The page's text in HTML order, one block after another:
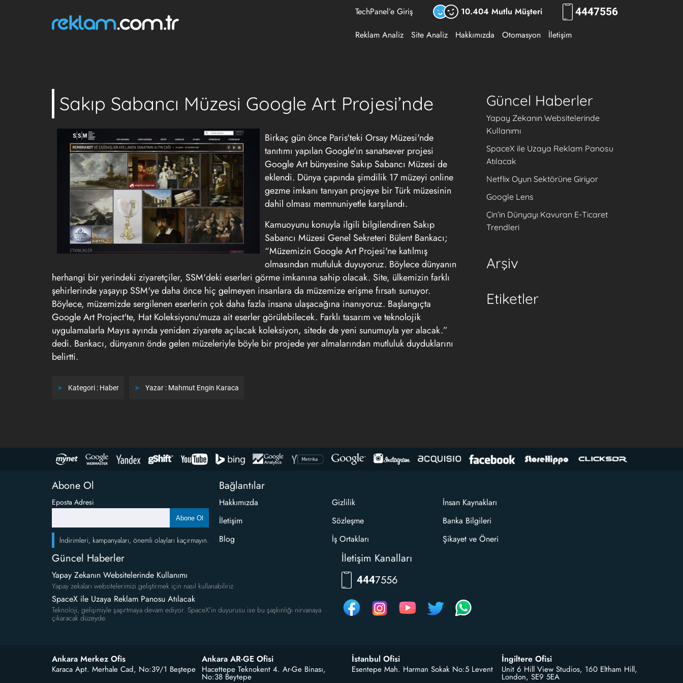
TechPanel’e Giriş 10.404 Mutlu Müşteri 4447556
Reklam Analiz Site Analiz Hakkımızda Otomasyon İletişim
Sakıp Sabancı Müzesi Google Art Projesi’nde
Birkaç gün önce Paris'teki Orsay Müzesi'nde
tanıtımı yapılan Google'ın sanatsever projesi
Google Art bünyesine Sakıp Sabancı Müzesi de
eklendi. Dünya çapında şimdilik 17 müzeyi online
gezme imkanı tanıyan projeye bir Türk müzesinin
dahil olması memnuniyetle karşılandı.
Kamuoyunu konuyla ilgili bilgilendiren Sakıp
Sabancı Müzesi Genel Sekreteri Bülent Bankacı;
“Müzemizin Google Art Projesi'ne katılmış
olmasından mutluluk duyuyoruz. Böylece dünyanın
herhangi bir yerindeki ziyaretçiler, SSM'deki eserleri görme imkanına sahip olacak. Site, ülkemizin farklı
şehirlerinde yaşayıp SSM'ye daha önce hiç gelmeyen insanlara da müzemize erişme fırsatı sunuyor.
Böylece, müzemizde sergilenen eserlerin çok daha fazla insana ulaşacağına inanıyoruz. Başlangıçta
Google Art Project'te, Hat Koleksiyonu'muza ait eserler görülebilecek. Farklı tasarım ve teknolojik
uygulamalarla Mayıs ayında yeniden ziyarete açılacak koleksiyon, sitede de yeni sunumuyla yer alacak.”
dedi. Bankacı, dünyanın önde gelen müzeleriyle böyle bir projede yer almalarından mutluluk duyduklarını
belirtti.
Kategori : Haber Yazar : Mahmut Engin Karaca
Güncel Haberler
Yapay Zekanın Websitelerinde
Kullanımı
SpaceX ile Uzaya Reklam Panosu
Atılacak
Netflix Oyun Sektörüne Giriyor
Google Lens
Çin’in Dünyayı Kavuran E-Ticaret
Trendleri
Arşiv
Etiketler
Abone Ol
Eposta Adresi
Abone Ol
İndirimleri, kampanyaları, önemli olayları kaçırmayın.
Güncel Haberler
Yapay Zekanın Websitelerinde Kullanımı
Yapay zekaları websitelerimizi geliştirmek için nasıl kullanabiliriz
SpaceX ile Uzaya Reklam Panosu Atılacak
Teknoloji, gelişimiyle şaşırtmaya devam ediyor. SpaceX'in duyurusu ise bu şaşkınlığı nirvanaya
çıkaracak düzeyde.
Bağlantılar
Hakkımızda
İletişim
Blog
Gizlilik
Sözleşme
İş Ortakları
İnsan Kaynakları
Banka Bilgileri
Şikayet ve Öneri
İletişim Kanalları
4447556
Ankara Merkez Ofis
Karaca Apt. Merhale Cad, No:39/1 Beştepe
Ankara AR-GE Ofisi
Hacettepe Teknokent 4. Ar-Ge Binası,
No:38 Beytepe
İstanbul Ofisi
Esentepe Mah. Harman Sokak No:5 Levent
İngiltere Ofisi
Unit 6 Hill View Studios, 160 Eltham Hill,
London, SE9 5EA